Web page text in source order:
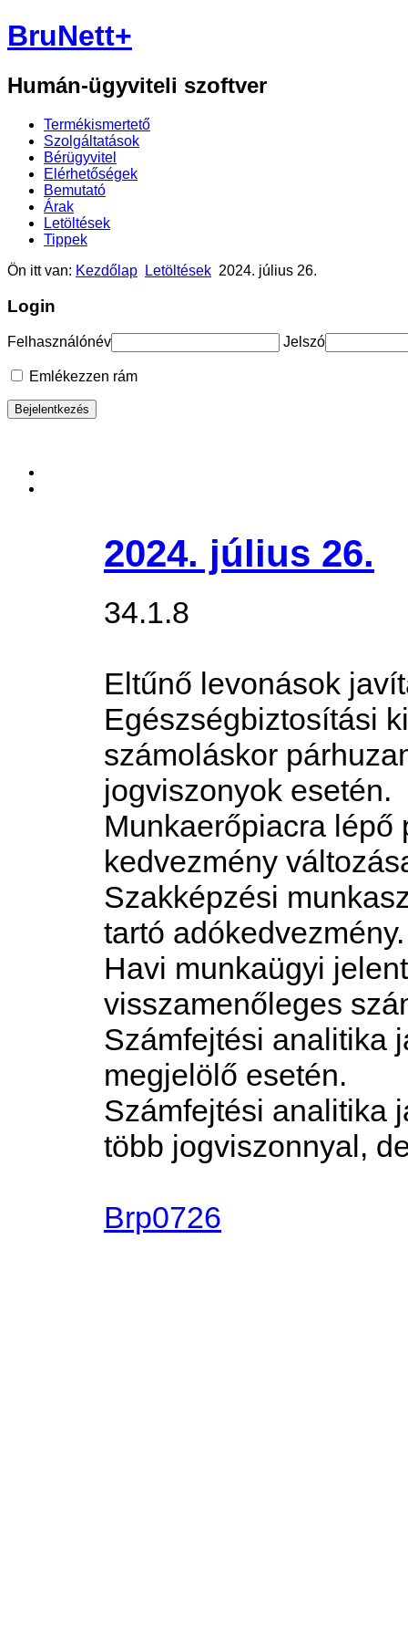
BruNett+
Humán-ügyviteli szoftver
Termékismertető
Szolgáltatások
Bérügyvitel
Elérhetőségek
Bemutató
Árak
Letöltések
Tippek
Ön itt van: Kezdőlap Letöltések 2024. július 26.
Login
Felhasználónév Jelszó
Emlékezzen rám
2024. július 26.
34.1.8
Eltűnő levonások
Egészségbiztosítási
számoláskor
jogviszonyok esetén.
Munkaerőpiacra lépő
kedvezmény
Szakképzési
tartó adókedvezmény.
Havi munkaügyi
visszamenőleges
Számfejtési analitika
megjelölő esetén.
Számfejtési analitika
több jogviszonnyal,
Brp0726